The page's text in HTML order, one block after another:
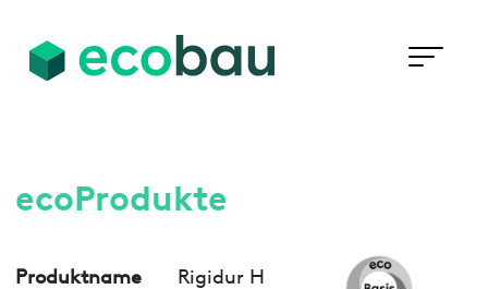
ecoProdukte
Produktname
Rigidur H